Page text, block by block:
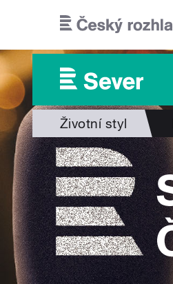
Životní styl